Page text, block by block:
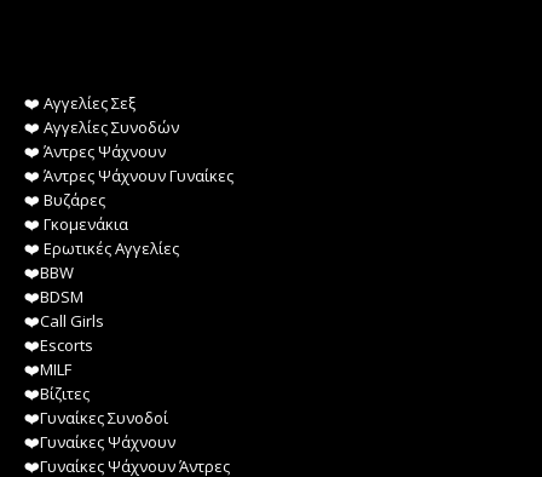
❤️️ Αγγελίες Σεξ
❤️️ Αγγελίες Συνοδών
❤️️ Άντρες Ψάχνουν
❤️️ Άντρες Ψάχνουν Γυναίκες
❤️️ Βυζάρες
❤️️ Γκομενάκια
❤️️ Ερωτικές Αγγελίες
❤️️BBW
❤️️BDSM
❤️️Call Girls
❤️️Escorts
❤️️MILF
❤️️Βίζιτες
❤️️Γυναίκες Συνοδοί
❤️️Γυναίκες Ψάχνουν
❤️️Γυναίκες Ψάχνουν Άντρες